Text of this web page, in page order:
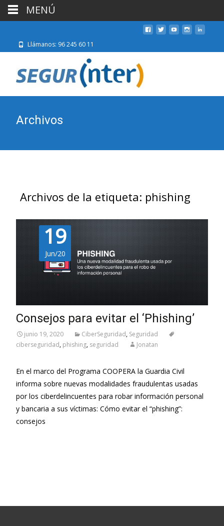
Llámanos: 96 245 60 11
Archivos
Archivos de la etiqueta: phishing
19
Jun/20
Consejos para evitar el ‘Phishing’
junio 19, 2020 CiberSeguridad, Seguridad
ciberseguridad, phishing, seguridad Jonatan
En el marco del Programa COOPERA la Guardia Civil
informa sobre nuevas modalidades fraudulentas usadas
por los ciberdelincuentes para robar información personal
y bancaria a sus víctimas: Cómo evitar el “phishing”:
consejos
MENÚ